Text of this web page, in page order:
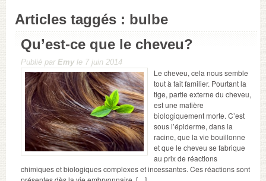
Articles taggés : bulbe
Qu’est-ce que le cheveu?
Publié par Emy le 7 juin 2014
Le cheveu, cela nous semble
tout à fait familier. Pourtant la
tige, partie externe du cheveu,
est une matière
biologiquement morte. C’est
sous l’épiderme, dans la
racine, que la vie bouillonne
et que le cheveu se fabrique
au prix de réactions
chimiques et biologiques complexes et incessantes. Ces réactions sont